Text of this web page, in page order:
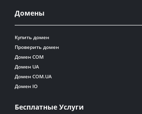
Домены
Купить домен
Проверить домен
Домен COM
Домен UA
Домен COM.UA
Домен IO
Бесплатные Услуги